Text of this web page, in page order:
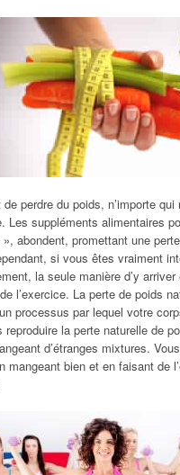
de perdre du poids, n’importe
Les suppléments alimentaires
abondent, promettant une
si vous êtes vraiment
la seule manière d’y
l’exercice. La perte de poids
processus par lequel votre
reproduire la perte naturelle de
d’étranges mixtures.
mangeant bien et en faisant de